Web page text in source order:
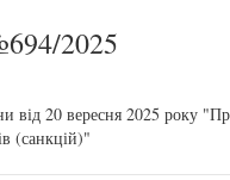
2025
від 20 вересня 2025 року
(санкцій)"